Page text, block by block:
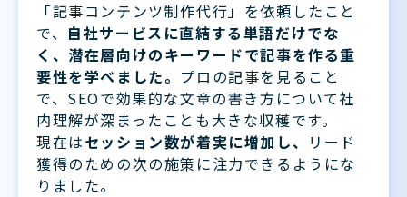
「記事コンテンツ制作代行」を依頼したこと
で、 自社サービスに直結する単語だけでな
く、潜在層向けのキーワードで記事を作る重
要性を学べました。 プロの記事を見ること
で、SEOで効果的な文章の書き方について社
内理解が深まったことも大きな収穫です。
現在はセッション数が着実に増加し、
リード
獲得のための次の施策に注力できるようにな
りました。